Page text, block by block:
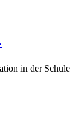
in der Schule